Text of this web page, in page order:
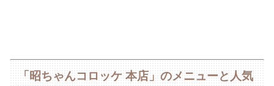
「昭ちゃんコロッケ 本店」のメニューと人気